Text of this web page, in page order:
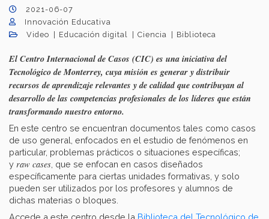
2021-06-07
Innovación Educativa
Video
Educación digital Ciencia Biblioteca
El Centro Internacional de Casos (CIC) es una iniciativa del
Tecnológico de Monterrey, cuya misión es generar y distribuir
recursos de aprendizaje relevantes y de calidad que contribuyan al
desarrollo de las competencias profesionales de los líderes que están
transformando nuestro entorno.
En este centro se encuentran documentos tales como casos
de uso general, enfocados en el estudio de fenómenos en
particular, problemas prácticos o situaciones específicas;
y raw cases , que se enfocan en casos diseñados
específicamente para ciertas unidades formativas, y solo
pueden ser utilizados por los profesores y alumnos de
dichas materias o bloques.
Accede a este centro desde la Biblioteca del Tecnológico de